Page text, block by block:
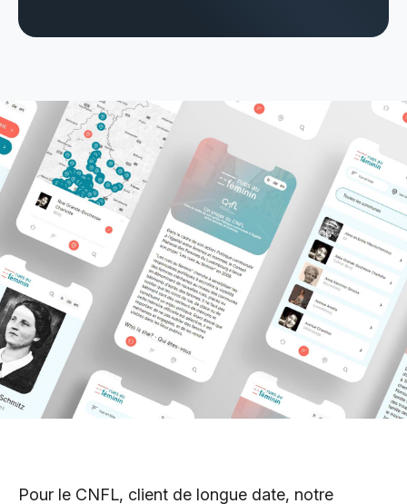
Pour le CNFL, client de longue date, notre